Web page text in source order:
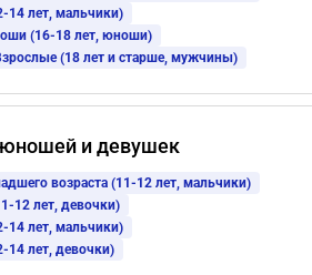
14 лет, мальчики)
(16-18 лет, юноши)
(18 лет и старше, мужчины)
и девушек
возраста (11-12 лет, мальчики)
12 лет, девочки)
14 лет, мальчики)
14 лет, девочки)